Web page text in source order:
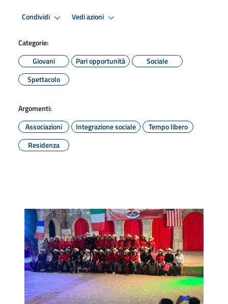
Condividi Vedi azioni
Categorie:
Giovani
Pari opportunità
Sociale
Spettacolo
Argomenti:
Associazioni
Integrazione sociale
Tempo libero
Residenza